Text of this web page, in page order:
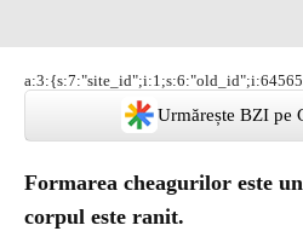
Urmărește BZI pe
Formarea cheagurilor este
corpul este ranit.